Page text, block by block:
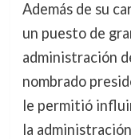
Además de su
un puesto de
administración
nombrado
le permitió
la